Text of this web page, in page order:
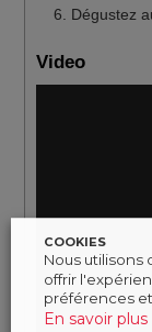
Dégustez
Video
COOKIES
Nous utilisons
offrir
préférences
En savoir plus